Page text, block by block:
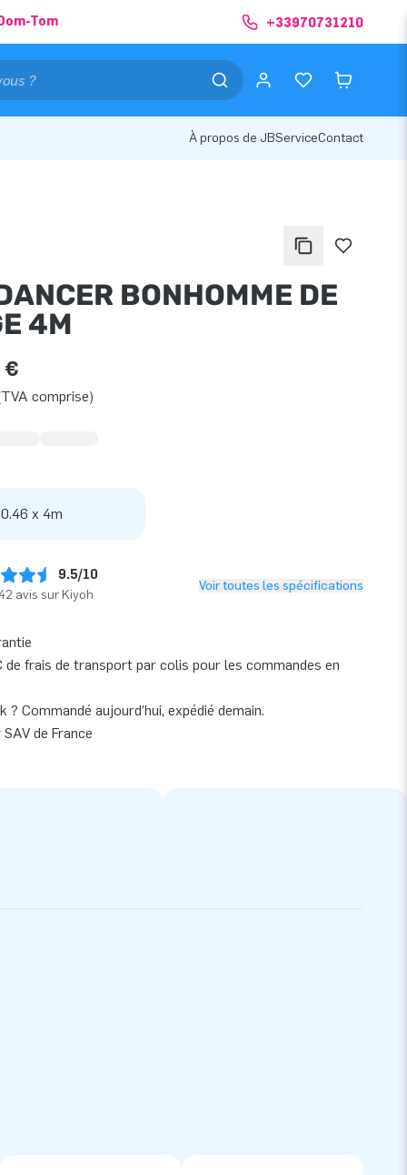
Tom +33970731210
À propos de JBServiceContact
BONHOMME DE
4M
€
comprise)
x 4m
9.5/10
avis sur Kiyoh
Voir toutes les spécifications
frais de transport par colis pour les commandes en
? Commandé aujourd’hui, expédié demain.
de France